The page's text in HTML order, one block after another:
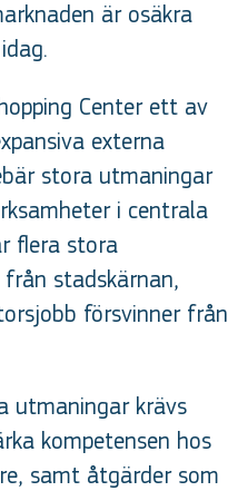
är osäkra
Center ett av
externa
stora utmaningar
i centrala
flera stora
stadskärnan,
försvinner från
utmaningar krävs
kompetensen hos
samt åtgärder som